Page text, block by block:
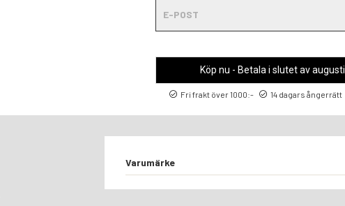
Köp nu - Betala i slutet av augusti
Fri frakt över 1000:- 14 dagars ångerrätt
Varumärke